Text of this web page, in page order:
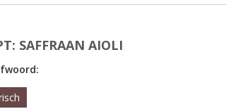
SAFFRAAN AIOLI